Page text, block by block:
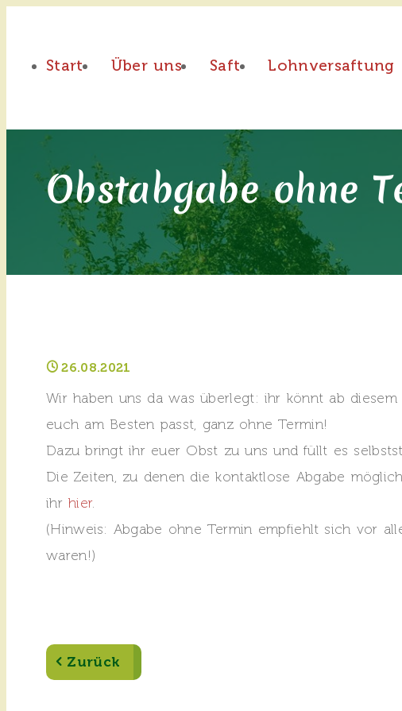
Start Über uns Saft Lohnversaftung
Obstabgabe ohne
26.08.2021
Wir haben uns da was überlegt: ihr könnt ab
euch am Besten passt, ganz ohne Termin!
Dazu bringt ihr euer Obst zu uns und füllt es
Die Zeiten, zu denen die kontaktlose Abgabe
ihr hier.
(Hinweis: Abgabe ohne Termin empfiehlt sich vor
waren!)
Zurück